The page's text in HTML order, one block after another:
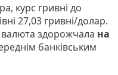
курс гривні до
27,03 гривні/долар.
здорожчала на
банківським